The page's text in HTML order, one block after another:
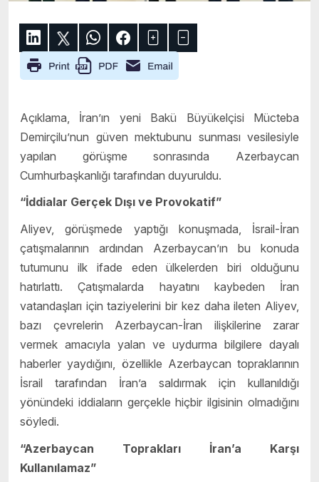
Açıklama, İran’ın yeni Bakü Büyükelçisi Mücteba
Demirçilu’nun güven mektubunu sunması vesilesiyle
yapılan görüşme sonrasında Azerbaycan
Cumhurbaşkanlığı tarafından duyuruldu.
“İddialar Gerçek Dışı ve Provokatif”
Aliyev, görüşmede yaptığı konuşmada, İsrail-İran
çatışmalarının ardından Azerbaycan’ın bu konuda
tutumunu ilk ifade eden ülkelerden biri olduğunu
hatırlattı. Çatışmalarda hayatını kaybeden İran
vatandaşları için taziyelerini bir kez daha ileten Aliyev,
bazı çevrelerin Azerbaycan-İran ilişkilerine zarar
vermek amacıyla yalan ve uydurma bilgilere dayalı
haberler yaydığını, özellikle Azerbaycan topraklarının
İsrail tarafından İran’a saldırmak için kullanıldığı
yönündeki iddiaların gerçekle hiçbir ilgisinin olmadığını
söyledi.
“Azerbaycan Toprakları İran’a Karşı
Kullanılamaz”